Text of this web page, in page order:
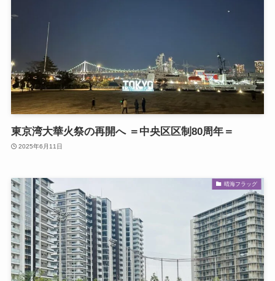
東京湾大華火祭の再開へ ＝中央区区制80周年＝
2025年6月11日
晴海フラッグ